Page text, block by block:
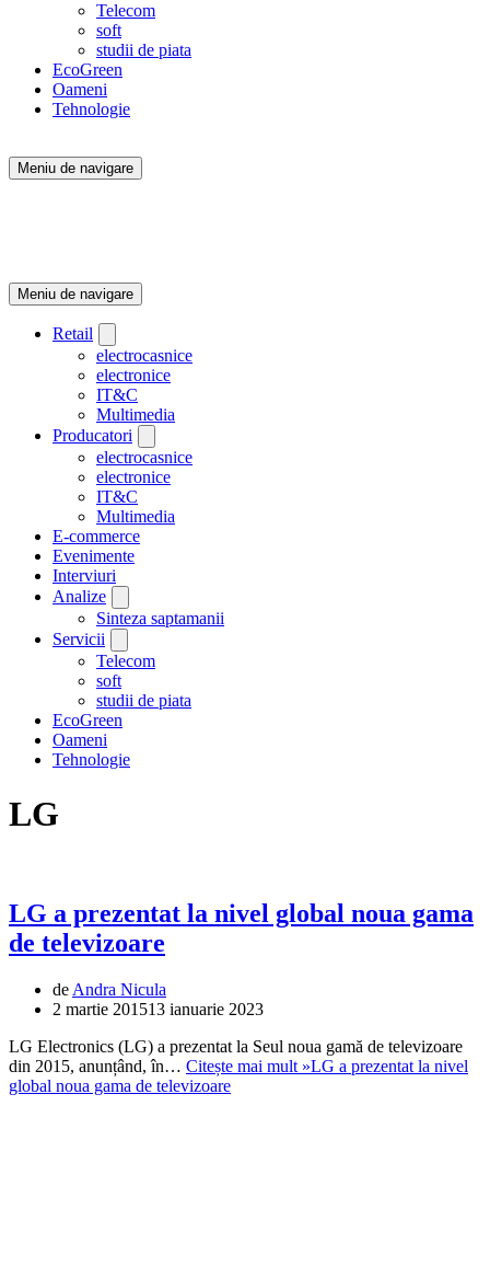
Telecom
soft
studii de piata
EcoGreen
Oameni
Tehnologie
Meniu de navigare
Meniu de navigare
Retail
electrocasnice
electronice
IT&C
Multimedia
Producatori
electrocasnice
electronice
IT&C
Multimedia
E-commerce
Evenimente
Interviuri
Analize
Sinteza saptamanii
Servicii
Telecom
soft
studii de piata
EcoGreen
Oameni
Tehnologie
LG
LG a prezentat la nivel global noua gama
de televizoare
de Andra Nicula
2 martie 201513 ianuarie 2023
LG Electronics (LG) a prezentat la Seul noua gamă de televizoare
din 2015, anunțând, în… Citește mai mult »LG a prezentat la nivel
global noua gama de televizoare